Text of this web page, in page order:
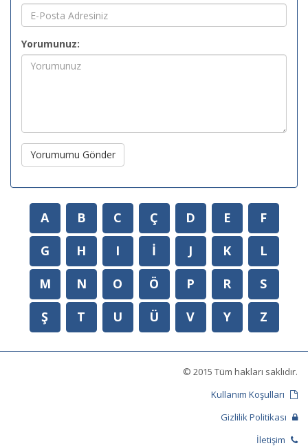
Yorumunuz:
Yorumumu Gönder
A B C Ç D E
F
G
H I İ J K
L
M
N O Ö P R
S
Ş
T U Ü V Y Z
© 2015 Tüm hakları saklıdır.
Kullanım Koşulları
Gizlilik Politikası
İletişim